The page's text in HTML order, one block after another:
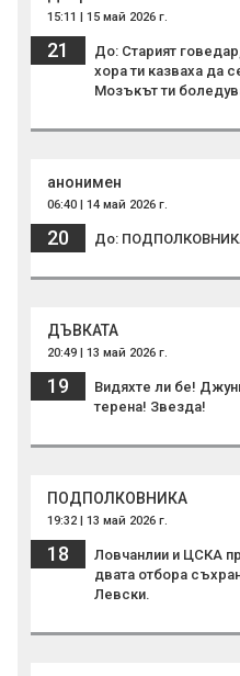
15:11 | 15 май 2026 г.
21
До: Старият
хора ти казваха да
Мозъкът ти
анонимен
06:40 | 14 май 2026 г.
20 До:
ДЪВКАТА
20:49 | 13 май 2026 г.
19
Видяхте ли бе!
терена! Звезда!
ПОДПОЛКОВНИКА
19:32 | 13 май 2026 г.
18
Ловчанлии и ЦСКА
двата отбора
Левски.